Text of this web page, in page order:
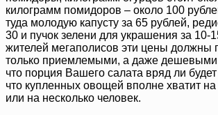
килограмм помидоров – около 100
туда молодую капусту за 65 рублей,
30 и пучок зелени для украшения за 10-
жителей мегаполисов эти цены должны
только приемлемыми, а даже дешевыми.
что порция Вашего салата вряд ли
что купленных овощей вполне хватит на
или на несколько человек.